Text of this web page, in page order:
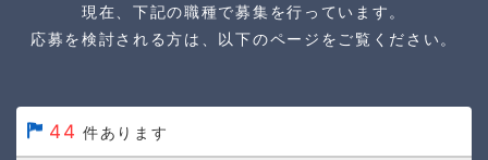
現在、下記の職種で募集を行っています。
応募を検討される方は、以下のページをご覧ください。
44 件あります